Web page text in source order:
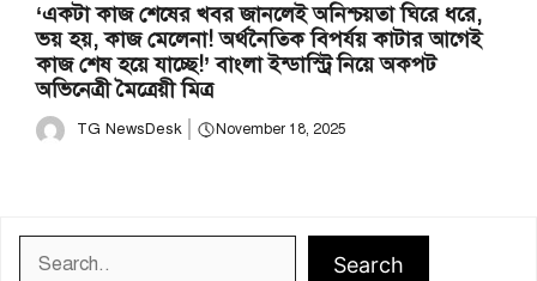
‘একটা কাজ শেষের খবর জানলেই অনিশ্চয়তা ঘিরে ধরে,
ভয় হয়, কাজ মেলেনা! অর্থনৈতিক বিপর্যয় কাটার আগেই
কাজ শেষ হয়ে যাচ্ছে!’ বাংলা ইন্ডাস্ট্রি নিয়ে অকপট
অভিনেত্রী মৈত্রেয়ী মিত্র
TG NewsDesk November 18, 2025
Search